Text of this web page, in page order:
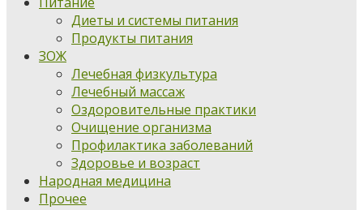
Диеты и системы питания
Продукты питания
ЗОЖ
Лечебная физкультура
Лечебный массаж
Оздоровительные практики
Очищение организма
Профилактика заболеваний
Здоровье и возраст
Народная медицина
Прочее